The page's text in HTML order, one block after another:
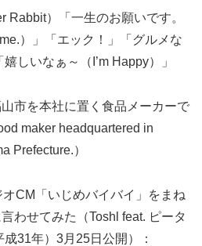
Rabbit）「一生のお願いです。
）」「エック！」「グルメな
しいなぁ～（I’m Happy）」
市を本社に置く食品メーカーで
maker headquartered in
Prefecture.）
CM「いじめバイバイ」をまね
わせてみた（Toshl feat. ピータ
31年）3月25日公開）：